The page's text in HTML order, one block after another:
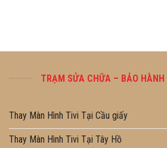
TRẠM SỬA CHỮA – BẢO
Thay Màn Hình Tivi Tại Cầu giấy
Thay Màn Hình Tivi Tại Tây Hồ